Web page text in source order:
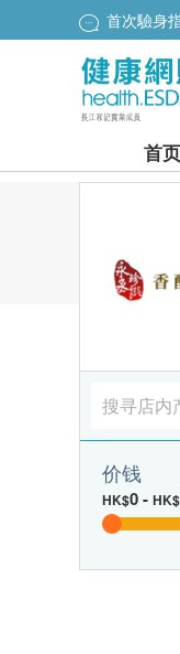
星級計劃
首页
价钱
HK$0- HK$